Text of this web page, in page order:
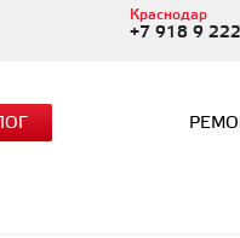
Краснодар
+7 918 9